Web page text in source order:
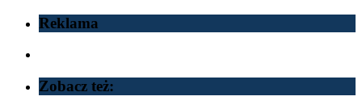
Reklama
Zobacz też: